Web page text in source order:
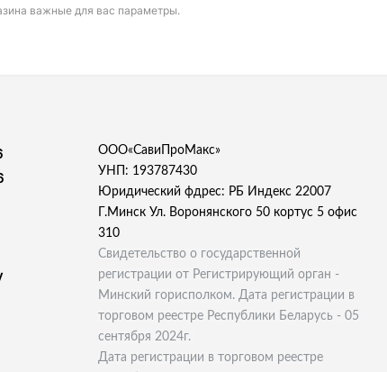
важные для вас параметры.
ООО«СавиПроМакс»
УНП: 193787430
Юридический фдрес: РБ Индекс 22007
Г.Минск Ул. Воронянского 50 кортус 5 офис
310
Свидетельство о государственной
регистрации от Регистрирующий орган -
Минский горисполком. Дата регистрации в
торговом реестре Республики Беларусь - 05
сентября 2024г.
Дата регистрации в торговом реестре